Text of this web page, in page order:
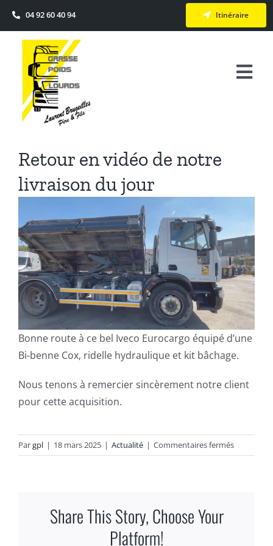
Passer
contenu
04 92 60 40 94 Itinéraire
Accueil
Véhicules Neufs & Occasions
Services
Le Groupe
Recrutement
Contact
Retour en vidéo de notre
livraison du jour
Bonne route à ce bel Iveco Eurocargo équipé d’une
Bi-benne Cox, ridelle hydraulique et kit bâchage.
Nous tenons à remercier sincèrement notre client
pour cette acquisition.
Pargpl | 18 mars 2025 | Actualité | Commentaires ferméssur
Retour
Share This Story, Choose Your
Platform!